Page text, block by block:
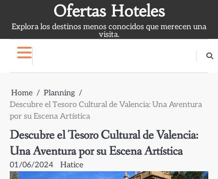
content
Ofertas Hoteles
Explora los destinos menos conocidos que merecen una
visita.
Home
Planning
Descubre el Tesoro Cultural de Valencia: Una Aventura
por su Escena Artística
Descubre el Tesoro Cultural de Valencia:
Una Aventura por su Escena Artística
01/06/2024 Hatice